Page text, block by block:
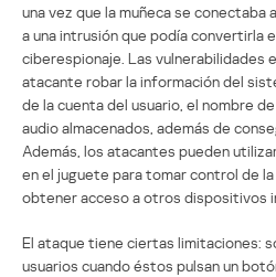
una vez que la muñeca se
a una intrusión que podía convertirla
ciberespionaje. Las vulnerabilidades
atacante robar la información del
de la cuenta del usuario, el nombre
audio almacenados, además de
Además, los atacantes pueden
en el juguete para tomar control de
obtener acceso a otros dispositivos
El ataque tiene ciertas limitaciones:
usuarios cuando éstos pulsan un